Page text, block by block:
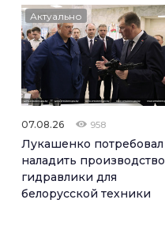
Актуально
07.08.26 958
Лукашенко потребовал
наладить производство
гидравлики для
белорусской техники